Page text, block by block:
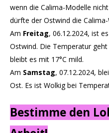
wenn die Calima-Modelle
dürfte der Ostwind die
Am Freitag, 06.12.2024, ist
Ostwind. Die Temperatur
bleibt es mit 17°C mild.
Am Samstag, 07.12.2024,
Ost. Es ist Wolkig bei
Bestimme den